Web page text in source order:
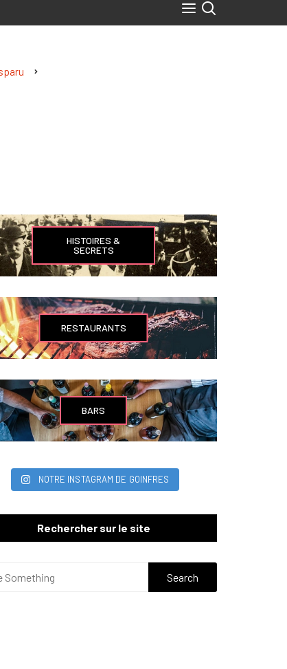
HISTOIRES &
SECRETS
RESTAURANTS
BARS
NOTRE INSTAGRAM DE GOINFRES
Rechercher sur le site